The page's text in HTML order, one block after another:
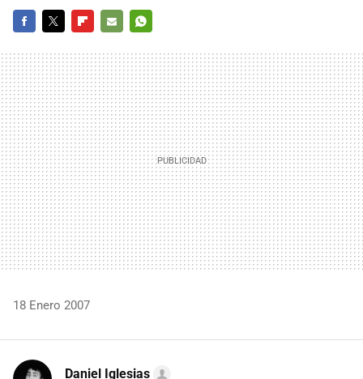
MAIL
18 Enero 2007
Daniel Iglesias